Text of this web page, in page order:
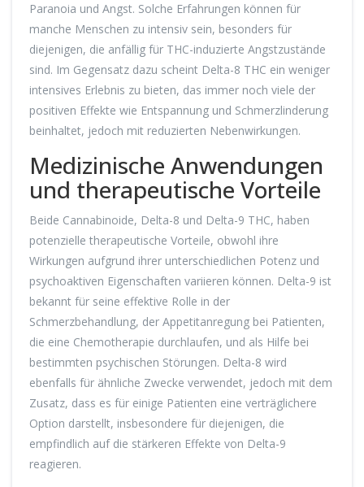
Paranoia und Angst. Solche Erfahrungen können für
manche Menschen zu intensiv sein, besonders für
diejenigen, die anfällig für THC-induzierte Angstzustände
sind. Im Gegensatz dazu scheint Delta-8 THC ein weniger
intensives Erlebnis zu bieten, das immer noch viele der
positiven Effekte wie Entspannung und Schmerzlinderung
beinhaltet, jedoch mit reduzierten Nebenwirkungen.
Medizinische Anwendungen
und therapeutische Vorteile
Beide Cannabinoide, Delta-8 und Delta-9 THC, haben
potenzielle therapeutische Vorteile, obwohl ihre
Wirkungen aufgrund ihrer unterschiedlichen Potenz und
psychoaktiven Eigenschaften variieren können. Delta-9 ist
bekannt für seine effektive Rolle in der
Schmerzbehandlung, der Appetitanregung bei Patienten,
die eine Chemotherapie durchlaufen, und als Hilfe bei
bestimmten psychischen Störungen. Delta-8 wird
ebenfalls für ähnliche Zwecke verwendet, jedoch mit dem
Zusatz, dass es für einige Patienten eine verträglichere
Option darstellt, insbesondere für diejenigen, die
empfindlich auf die stärkeren Effekte von Delta-9
reagieren.